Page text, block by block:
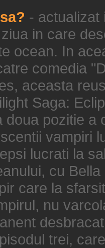
- actualizat
in care
ocean. In
comedia
aceasta
Saga:
doua pozitie a
vampiri
lucrati la
cu
care la
nu
trei,